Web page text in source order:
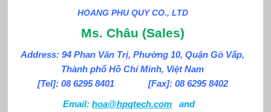
HOANG PHU QUY CO., LTD
Ms. Châu (Sales)
Address: 94 Phan Văn Trị, Phường 10, Quận Gò Vấp,
Thành phố Hồ Chí Minh, Việt Nam
[Tel]: 08 6295 8401 [Fax]: 08 6295 8402
Email:hoa@hpqtech.com
and